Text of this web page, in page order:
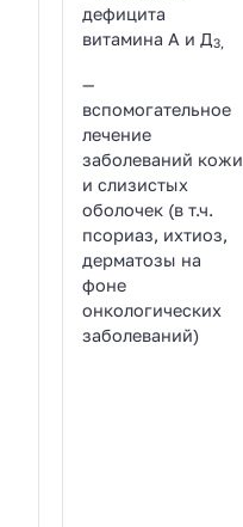
дефицита
витамина A и Д3,
—
вспомогательное
лечение
заболеваний кожи
и слизистых
оболочек (в т.ч.
псориаз, ихтиоз,
дерматозы на
фоне
онкологических
заболеваний)